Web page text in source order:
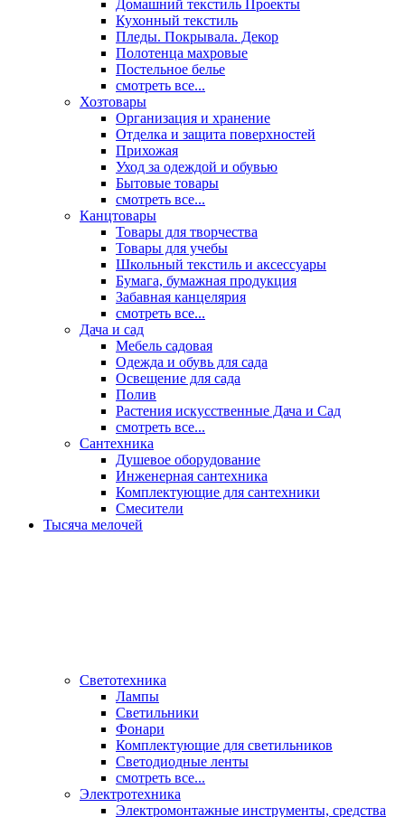
Домашний текстиль Проекты
Кухонный текстиль
Пледы. Покрывала. Декор
Полотенца махровые
Постельное белье
смотреть все...
Хозтовары
Организация и хранение
Отделка и защита поверхностей
Прихожая
Уход за одеждой и обувью
Бытовые товары
смотреть все...
Канцтовары
Товары для творчества
Товары для учебы
Школьный текстиль и аксессуары
Бумага, бумажная продукция
Забавная канцелярия
смотреть все...
Дача и сад
Мебель садовая
Одежда и обувь для сада
Освещение для сада
Полив
Растения искусственные Дача и Сад
смотреть все...
Сантехника
Душевое оборудование
Инженерная сантехника
Комплектующие для сантехники
Смесители
Тысяча мелочей
Светотехника
Лампы
Светильники
Фонари
Комплектующие для светильников
Светодиодные ленты
смотреть все...
Электротехника
Электромонтажные инструменты, средства